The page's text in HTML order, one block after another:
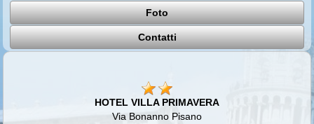
Foto
Contatti
HOTEL VILLA PRIMAVERA
Via Bonanno Pisano